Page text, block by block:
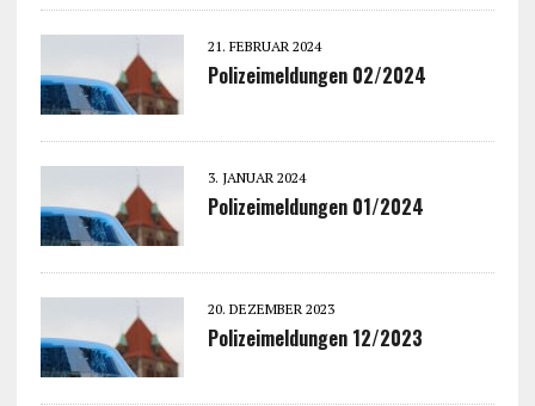
21. FEBRUAR 2024
Polizeimeldungen 02/2024
3. JANUAR 2024
Polizeimeldungen 01/2024
20. DEZEMBER 2023
Polizeimeldungen 12/2023